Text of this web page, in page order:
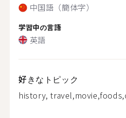
中国語（簡体字）
学習中の言語
英語
好きなトピック
history,